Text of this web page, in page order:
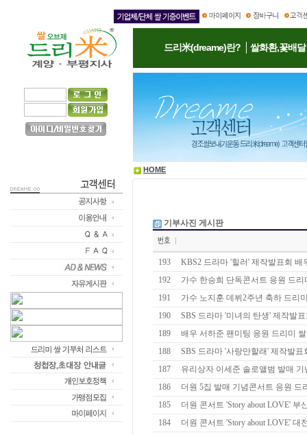
드리米(dreame)란? 쌀화환,꽃배
HOME
기부사진 게시판
193
KBS2 드라마 '힐러' 제작발표회 배
192
가수 한승희 단독콘서트 응원 드리
191
가수 노지훈 데뷔2주년 축하 드리
190
SBS 드라마 '미녀의 탄생' 제작발
189
배우 서하준 팬미팅 응원 드리미
188
SBS 드라마 '사랑만할래' 제작발표
187
유리상자 이세준 솔로앨범 발매
186
더원 5집 발매 기념콘서트 응원 드
185
더원 콘서트 'Story about LOVE' 부
184
더원 콘서트 'Story about LOVE' 대